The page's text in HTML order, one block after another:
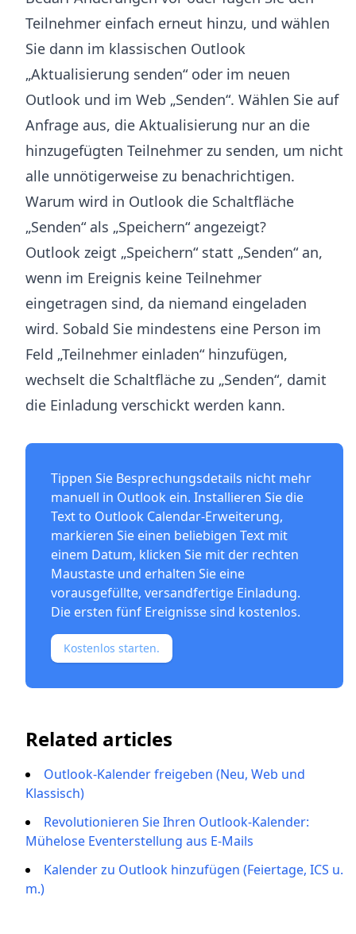
Teilnehmer einfach erneut hinzu, und wählen
Sie dann im klassischen Outlook
„Aktualisierung senden“ oder im neuen
Outlook und im Web „Senden“. Wählen Sie auf
Anfrage aus, die Aktualisierung nur an die
hinzugefügten Teilnehmer zu senden, um nicht
alle unnötigerweise zu benachrichtigen.
Warum wird in Outlook die Schaltfläche
„Senden“ als „Speichern“ angezeigt?
Outlook zeigt „Speichern“ statt „Senden“ an,
wenn im Ereignis keine Teilnehmer
eingetragen sind, da niemand eingeladen
wird. Sobald Sie mindestens eine Person im
Feld „Teilnehmer einladen“ hinzufügen,
wechselt die Schaltfläche zu „Senden“, damit
die Einladung verschickt werden kann.
Tippen Sie Besprechungsdetails nicht mehr
manuell in Outlook ein. Installieren Sie die
Text to Outlook Calendar-Erweiterung,
markieren Sie einen beliebigen Text mit
einem Datum, klicken Sie mit der rechten
Maustaste und erhalten Sie eine
vorausgefüllte, versandfertige Einladung.
Die ersten fünf Ereignisse sind kostenlos.
Kostenlos starten.
Related articles
Outlook-Kalender freigeben (Neu, Web und
Klassisch)
Revolutionieren Sie Ihren Outlook-Kalender:
Mühelose Eventerstellung aus E-Mails
Kalender zu Outlook hinzufügen (Feiertage, ICS u.
m.)